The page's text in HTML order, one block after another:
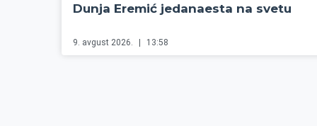
Dunja Eremić jedanaesta na svetu
9. avgust 2026. 13:58